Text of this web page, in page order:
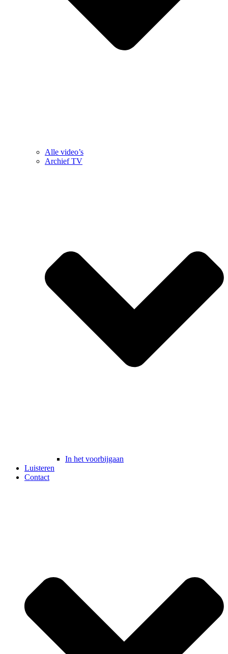
Alle video’s
Archief TV
In het voorbijgaan
Luisteren
Contact